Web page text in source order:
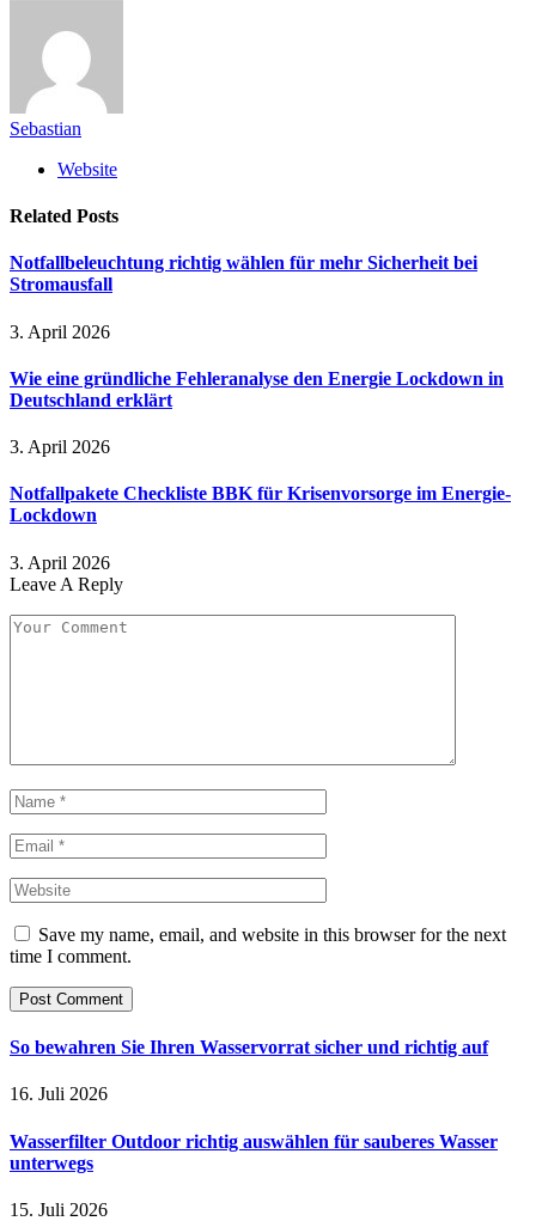
Sebastian
Website
Related Posts
Notfallbeleuchtung richtig wählen für mehr Sicherheit bei
Stromausfall
3. April 2026
Wie eine gründliche Fehleranalyse den Energie Lockdown in
Deutschland erklärt
3. April 2026
Notfallpakete Checkliste BBK für Krisenvorsorge im Energie-
Lockdown
3. April 2026
Leave A Reply
Save my name, email, and website in this browser for the next
time I comment.
So bewahren Sie Ihren Wasservorrat sicher und richtig auf
16. Juli 2026
Wasserfilter Outdoor richtig auswählen für sauberes Wasser
unterwegs
15. Juli 2026